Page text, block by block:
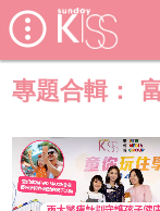
專題合輯：